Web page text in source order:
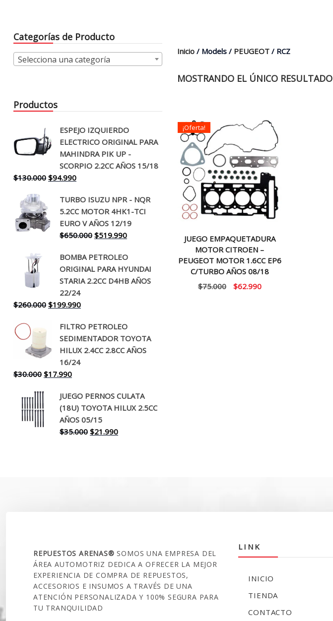
Categorías de Producto
Selecciona una categoría
Productos
ESPEJO IZQUIERDO
ELECTRICO ORIGINAL PARA
MAHINDRA PIK UP -
SCORPIO 2.2CC AÑOS 15/18
$130.000 El
original
era:
$130.000.
$94.990El
actual
es:
$94.990.
TURBO ISUZU NPR - NQR
5.2CC MOTOR 4HK1-TCI
EURO V AÑOS 12/19
$650.000 El
original
era:
$650.000.
$519.990El
actual
es:
$519.990.
BOMBA PETROLEO
ORIGINAL PARA HYUNDAI
STARIA 2.2CC D4HB AÑOS
22/24
$260.000 El
original
era:
$260.000.
$199.990El
actual
es:
$199.990.
FILTRO PETROLEO
SEDIMENTADOR TOYOTA
HILUX 2.4CC 2.8CC AÑOS
16/24
$30.000 El
original
era:
$30.000.
$17.990El
actual
es:
$17.990.
JUEGO PERNOS CULATA
(18U) TOYOTA HILUX 2.5CC
AÑOS 05/15
$35.000 El
$21.990El
Inicio / Models / PEUGEOT / RCZ
MOSTRANDO EL ÚNICO RESULTADO
¡Oferta!
JUEGO EMPAQUETADURA
MOTOR CITROEN –
PEUGEOT MOTOR 1.6CC EP6
C/TURBO AÑOS 08/18
$75.000
El
$62.990El
REPUESTOS ARENAS®SOMOS UNA EMPRESA DEL
ÁREA AUTOMOTRIZ DEDICA A OFRECER LA MEJOR
EXPERIENCIA DE COMPRA DE REPUESTOS,
ACCESORIOS E INSUMOS A TRAVÉS DE UNA
ATENCIÓN PERSONALIZADA Y 100% SEGURA PARA
TU TRANQUILIDAD
LINK
INICIO
TIENDA
CONTACTO